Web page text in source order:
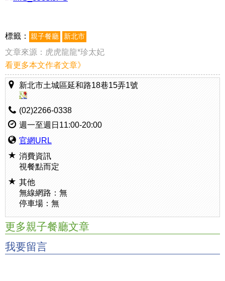
標籤： 親子餐廳 新北市
文章來源： 虎虎龍龍*珍太妃
看更多本文作者文章》
新北市土城區延和路18巷15弄1號
(02)2266-0338
週一至週日11:00-20:00
官網URL
消費資訊
視餐點而定
其他
無線網路：無
停車場：無
更多親子餐廳文章
我要留言